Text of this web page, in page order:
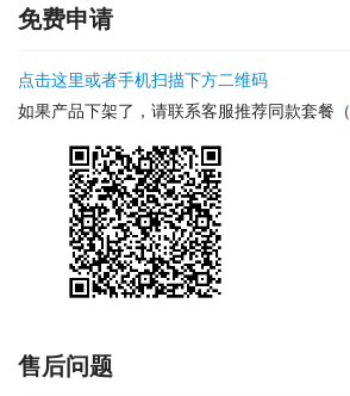
免费申请
点击这里或者手机扫描下方二维码
如果产品下架了，请联系客服推荐同款套餐（
售后问题